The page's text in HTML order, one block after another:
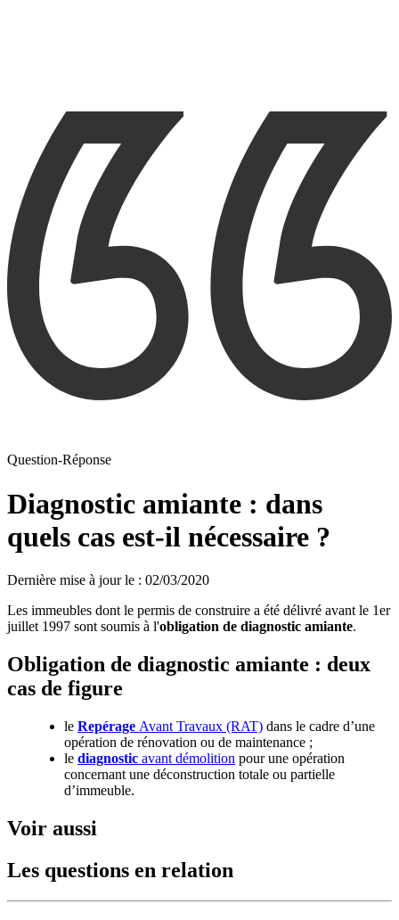
Question-Réponse
Diagnostic amiante : dans
quels cas est-il nécessaire ?
Dernière mise à jour le : 02/03/2020
Les immeubles dont le permis de construire a été délivré avant le 1er
juillet 1997 sont soumis à l'obligation de diagnostic amiante.
Obligation de diagnostic amiante : deux
cas de figure
le Repérage Avant Travaux (RAT) dans le cadre d’une
opération de rénovation ou de maintenance ;
le diagnostic avant démolition pour une opération
concernant une déconstruction totale ou partielle
d’immeuble.
Voir aussi
Les questions en relation